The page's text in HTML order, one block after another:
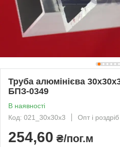
Труба алюмінієва
БПЗ-0349
В наявності
Код: 021_30x30x3
Опт і роздріб
254,60 ₴/пог.м